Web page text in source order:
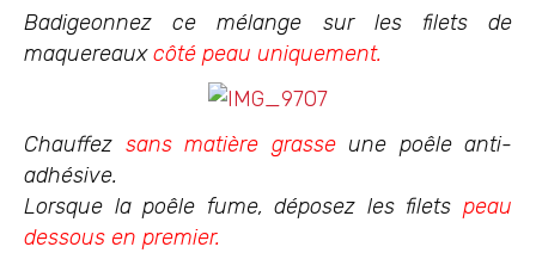
Badigeonnez ce mélange sur les filets de
maquereauxcôté peau uniquement.
Chauffez sans matière grasseune poêle anti-
adhésive.
Lorsque la poêle fume, déposez les filets peau
dessous en premier.